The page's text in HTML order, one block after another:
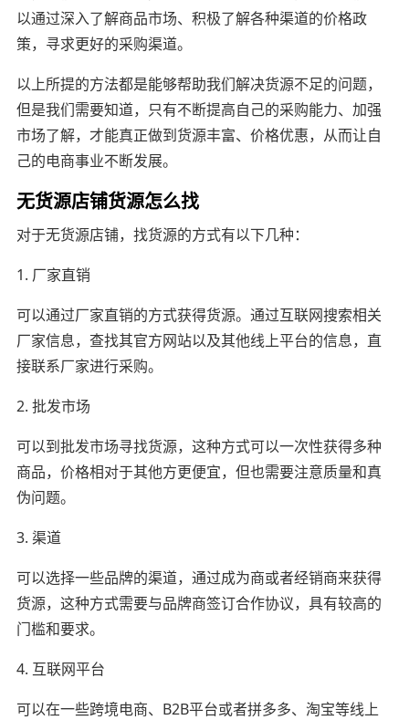
以通过深入了解商品市场、积极了解各种渠道的价格政
策，寻求更好的采购渠道。
以上所提的方法都是能够帮助我们解决货源不足的问题，
但是我们需要知道，只有不断提高自己的采购能力、加强
市场了解，才能真正做到货源丰富、价格优惠，从而让自
己的电商事业不断发展。
无货源店铺货源怎么找
对于无货源店铺，找货源的方式有以下几种：
1. 厂家直销
可以通过厂家直销的方式获得货源。通过互联网搜索相关
厂家信息，查找其官方网站以及其他线上平台的信息，直
接联系厂家进行采购。
2. 批发市场
可以到批发市场寻找货源，这种方式可以一次性获得多种
商品，价格相对于其他方更便宜，但也需要注意质量和真
伪问题。
3. 渠道
可以选择一些品牌的渠道，通过成为商或者经销商来获得
货源，这种方式需要与品牌商签订合作协议，具有较高的
门槛和要求。
4. 互联网平台
可以在一些跨境电商、B2B平台或者拼多多、淘宝等线上